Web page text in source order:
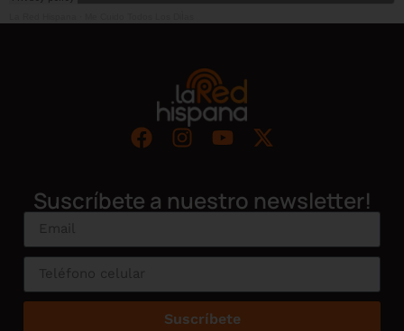
Suscríbete a nuestro newsletter!
Suscríbete